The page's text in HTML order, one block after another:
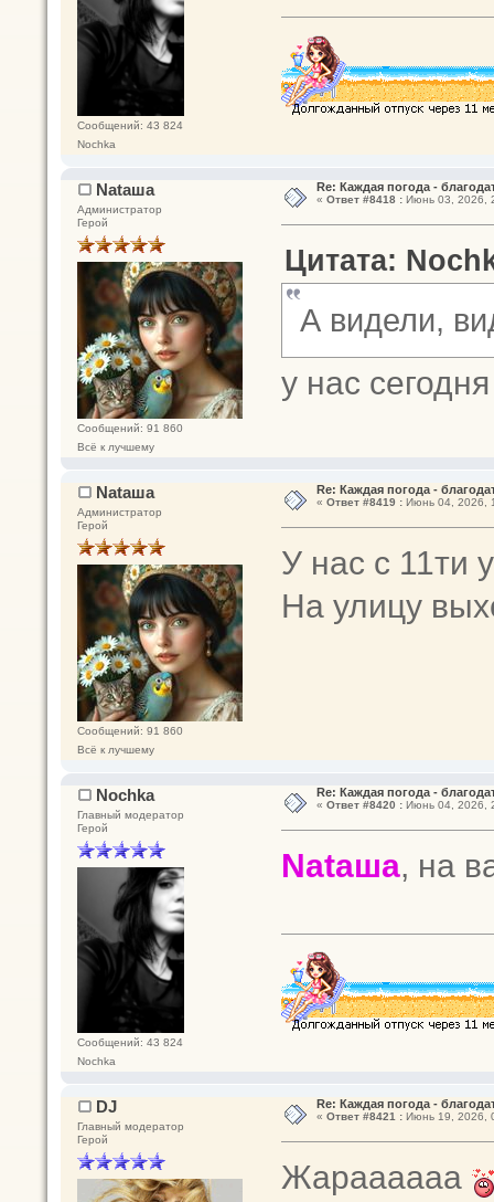
Сообщений: 43 824
Nochka
Nataшa
Администратор
Герой
Сообщений: 91 860
Всё к лучшему
Re: Каждая погода -
« Ответ #8418 :Июнь 03, 2026,
Цитата:
А видели,
у нас
Nataшa
Администратор
Герой
Сообщений: 91 860
Всё к лучшему
Re: Каждая погода -
« Ответ #8419 :Июнь 04, 2026,
У нас с 11ти
На улицу
Nochka
Главный модератор
Герой
Сообщений: 43 824
Nochka
Re: Каждая погода -
« Ответ #8420 :Июнь 04, 2026,
Nataшa, на
DJ
Главный модератор
Герой
Re: Каждая погода -
« Ответ #8421 :Июнь 19, 2026,
Жараааааа